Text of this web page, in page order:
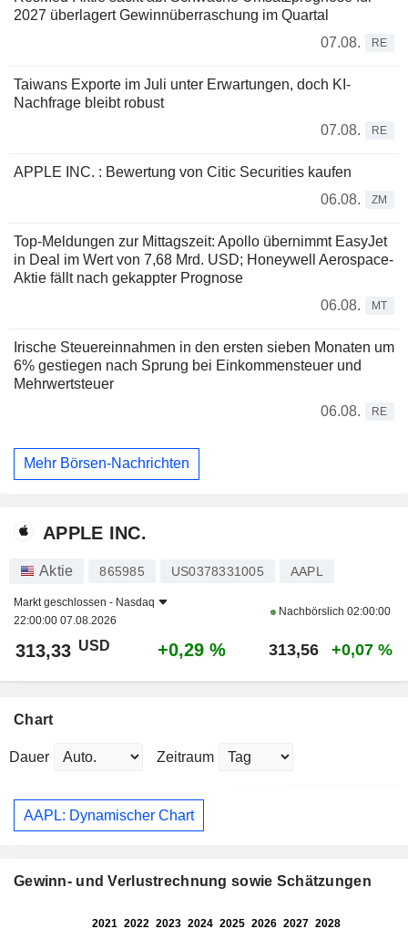
2027 überlagert Gewinnüberraschung im Quartal
07.08.
RE
Taiwans Exporte im Juli unter Erwartungen, doch KI-
Nachfrage bleibt robust
07.08.
RE
APPLE INC. : Bewertung von Citic Securities kaufen
06.08.
ZM
Top-Meldungen zur Mittagszeit: Apollo übernimmt EasyJet
in Deal im Wert von 7,68 Mrd. USD; Honeywell Aerospace-
Aktie fällt nach gekappter Prognose
06.08.
MT
Irische Steuereinnahmen in den ersten sieben Monaten um
6% gestiegen nach Sprung bei Einkommensteuer und
Mehrwertsteuer
06.08.
RE
Mehr Börsen-Nachrichten
APPLE INC.
Aktie 865985 US0378331005 AAPL
Markt geschlossen - Nasdaq
22:00:00 07.08.2026
Nachbörslich 02:00:00
313,33 USD +0,29 % 313,56 +0,07 %
Chart
Dauer Zeitraum
AAPL: Dynamischer Chart
Gewinn- und Verlustrechnung sowie Schätzungen